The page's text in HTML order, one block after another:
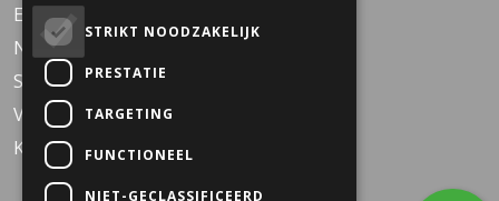
Events
Nieuws
Service
Veelgestelde vragen
KARO Solid schoolfiets
STRIKT NOODZAKELIJK
PRESTATIE
TARGETING
FUNCTIONEEL
NIET-GECLASSIFICEERD